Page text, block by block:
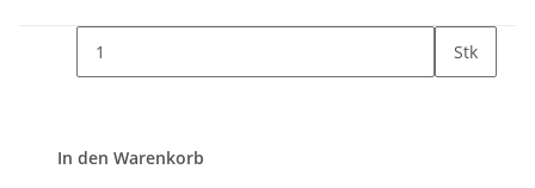
Stk
In den Warenkorb